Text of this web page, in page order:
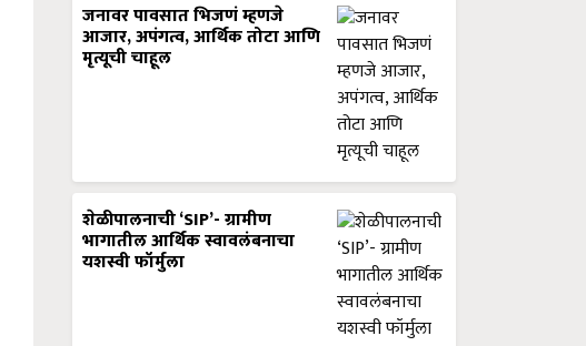
जनावर पावसात भिजणं म्हणजे
आजार, अपंगत्व, आर्थिक तोटा आणि
मृत्यूची चाहूल
शेळीपालनाची ‘SIP’- ग्रामीण
भागातील आर्थिक स्वावलंबनाचा
यशस्वी फॉर्मुला